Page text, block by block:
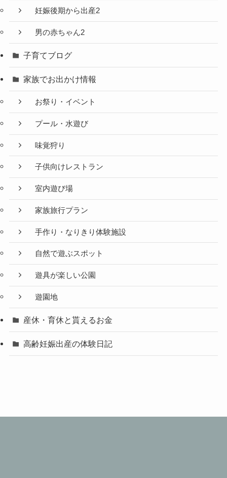
妊娠後期から出産2
男の赤ちゃん2
子育てブログ
家族でお出かけ情報
お祭り・イベント
プール・水遊び
味覚狩り
子供向けレストラン
室内遊び場
家族旅行プラン
手作り・なりきり体験施設
自然で遊ぶスポット
遊具が楽しい公園
遊園地
産休・育休と貰えるお金
高齢妊娠出産の体験日記